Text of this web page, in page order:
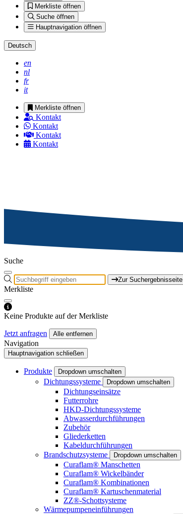
Merkliste öffnen
Suche öffnen
Hauptnavigation öffnen
Deutsch
en
nl
fr
it
Merkliste öffnen
Kontakt
Kontakt
Kontakt
Kontakt
Suche
Zur Suchergebnisseite
Merkliste
Keine Produkte auf der Merkliste
Jetzt anfragen Alle entfernen
Navigation
Hauptnavigation schließen
Produkte Dropdown umschalten
Dichtungssysteme Dropdown umschalten
Dichtungseinsätze
Futterrohre
HKD-Dichtungssysteme
Abwasserdurchführungen
Zubehör
Gliederketten
Kabeldurchführungen
Brandschutzsysteme
Dropdown umschalten
Curaflam® Manschetten
Curaflam® Wickelbänder
Curaflam® Kombinationen
Curaflam® Kartuschenmaterial
ZZ®-Schottsysteme
Wärmepumpeneinführungen